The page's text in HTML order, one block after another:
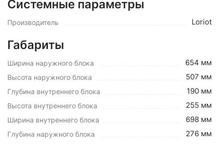
Системные параметры
Производитель Loriot
Габариты
Ширина наружного блока 654 мм
Высота наружного блока 507 мм
Глубина внутреннего блока 190 мм
Высота внутреннего блока 255 мм
Ширина внутреннего блока 698 мм
Глубина наружного блока 276 мм